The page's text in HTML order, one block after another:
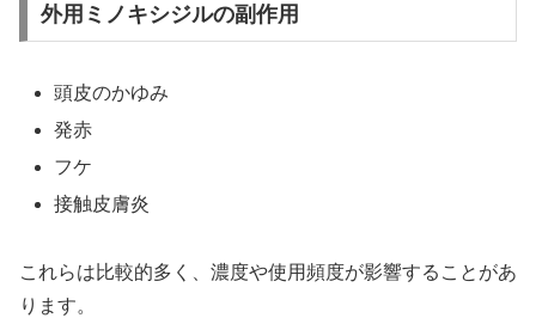
外用ミノキシジルの副作用
頭皮のかゆみ
発赤
フケ
接触皮膚炎
これらは比較的多く、濃度や使用頻度が影響することがあ
ります。